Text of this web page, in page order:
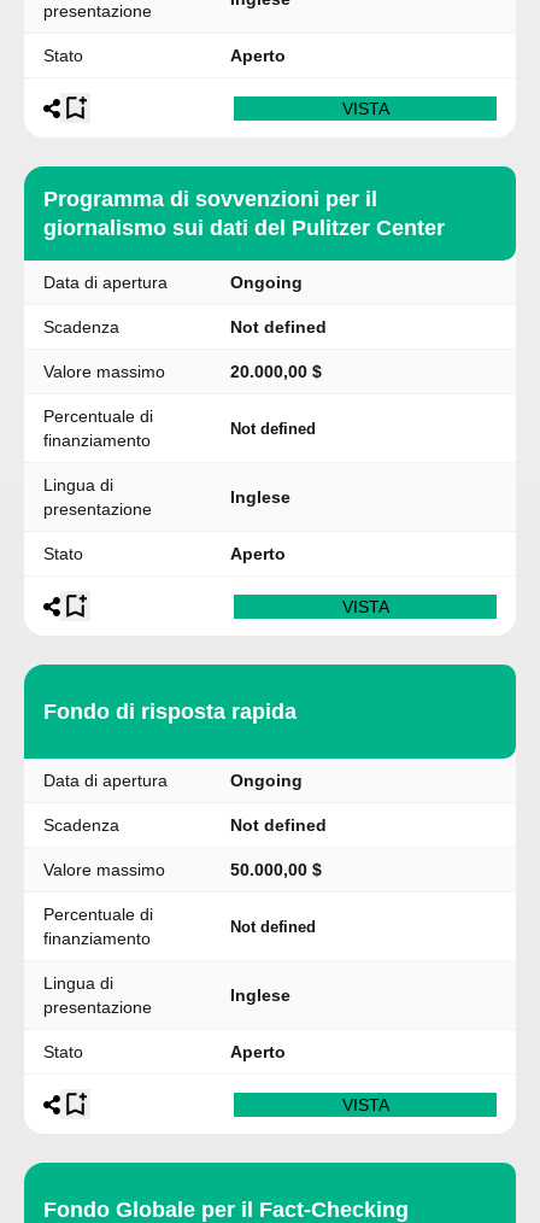
presentazione
Stato Aperto
VISTA
Programma di sovvenzioni per il
giornalismo sui dati del Pulitzer Center
Data di apertura Ongoing
Scadenza Not defined
Valore massimo 20.000,00 $
Percentuale di
finanziamento
Not defined
Lingua di
presentazione
Inglese
Stato Aperto
VISTA
Fondo di risposta rapida
Data di apertura Ongoing
Scadenza Not defined
Valore massimo 50.000,00 $
Percentuale di
finanziamento
Not defined
Lingua di
presentazione
Inglese
Stato Aperto
VISTA
Fondo Globale per il Fact-Checking